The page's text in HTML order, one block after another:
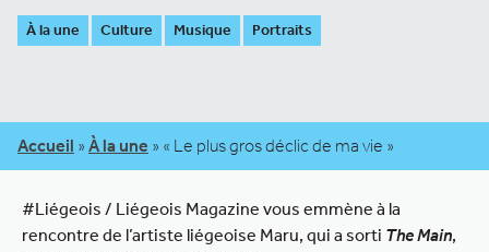
À la une Culture Musique Portraits
Accueil » À la une » « Le plus gros déclic de ma vie »
#Liégeois / Liégeois Magazine vous emmène à la
rencontre de l’artiste liégeoise Maru, qui a sorti The Main,